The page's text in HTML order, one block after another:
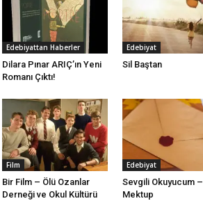
Edebiyattan Haberler
Dilara Pınar ARIÇ’ın Yeni
Romanı Çıktı!
Edebiyat
Sil Baştan
Film
Bir Film – Ölü Ozanlar
Derneği ve Okul Kültürü
Edebiyat
Sevgili Okuyucum –
Mektup